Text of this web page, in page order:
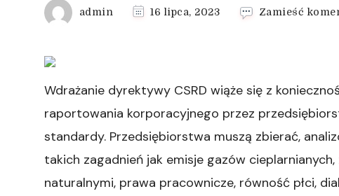
admin 16 lipca, 2023 Zamieść
Wdrażanie dyrektywy CSRD wiąże się z
raportowania korporacyjnego przez
standardy. Przedsiębiorstwa muszą zbierać,
takich zagadnień jak emisje gazów
naturalnymi, prawa pracownicze, równość płci,